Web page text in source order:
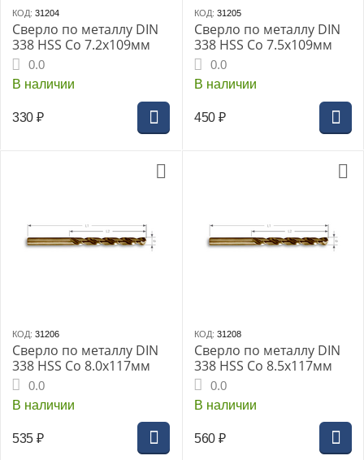
КОД: 31204
Сверло по металлу DIN
338 HSS Co 7.2x109мм
0.0
В наличии
330 ₽
КОД: 31205
Сверло по металлу DIN
338 HSS Co 7.5x109мм
0.0
В наличии
450 ₽
КОД: 31206
Сверло по металлу DIN
338 HSS Co 8.0x117мм
0.0
В наличии
535 ₽
КОД: 31208
Сверло по металлу DIN
338 HSS Co 8.5x117мм
0.0
В наличии
560 ₽